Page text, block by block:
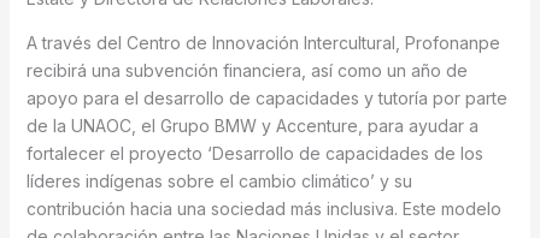
A través del Centro de Innovación Intercultural, Profonanpe
recibirá una subvención financiera, así como un año de
apoyo para el desarrollo de capacidades y tutoría por parte
de la UNAOC, el Grupo BMW y Accenture, para ayudar a
fortalecer el proyecto ‘Desarrollo de capacidades de los
líderes indígenas sobre el cambio climático’ y su
contribución hacia una sociedad más inclusiva. Este modelo